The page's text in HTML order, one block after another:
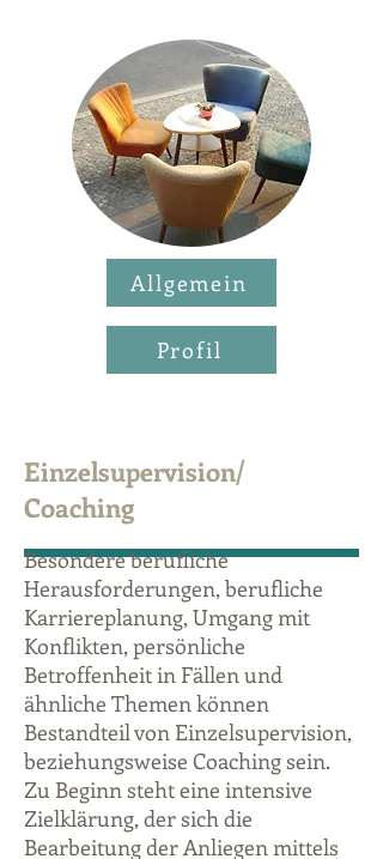
Allgemein
Profil
Einzelsupervision/
Coaching
Besondere berufliche
Herausforderungen, berufliche
Karriereplanung, Umgang mit
Konflikten, persönliche
Betroffenheit in Fällen und
ähnliche Themen können
Bestandteil von Einzelsupervision,
beziehungsweise Coaching sein.
Zu Beginn steht eine intensive
Zielklärung, der sich die
Bearbeitung der Anliegen mittels